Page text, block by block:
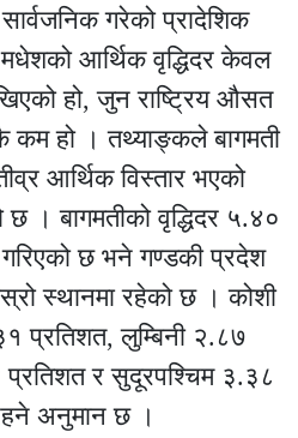
गरेको प्रादेशिक
आर्थिक वृद्धिदर केवल
हो, जुन राष्ट्रिय औसत
कम हो । तथ्याङ्कले बागमती
आर्थिक विस्तार भएको
। बागमतीको वृद्धिदर ५.४०
छ भने गण्डकी प्रदेश
स्थानमा रहेको छ । कोशी
प्रतिशत, लुम्बिनी २.८७
प्रतिशत र सुदूरपश्चिम ३.३८
अनुमान छ ।